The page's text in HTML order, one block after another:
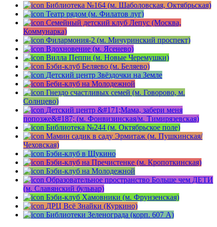
Библиотека №164 (м. Шаболовская, Октябрьская)
Театр рядом (м. Филатов луг)
Семейный детский клуб Лепус (Москва,
Коммунарка)
Филармония-2 (м. Мичуринский проспект)
Вдохновение (м. Ясенево)
Вилла Пеппи (м. Новые Черемушки)
Бэби-клуб Беляево (м. Беляево)
Детский центр Звёздочки на Земле
Беби-клуб на Молодежной
Гнездо счастливых семей (м. Говорово, м.
Солнцево)
Детский центр &#171;Мама, забери меня
попозже&#187; (м. Фонвизинская/м. Тимирязевская)
Библиотека №244 (м. Октябрьское поле)
Мамин садик в саду Эрмитаж (м. Пушкинская/
Чеховская)
Бэби-клуб в Щукино
Бэби-клуб на Пречистенке (м. Кропоткинская)
Бэби-клуб на Молодежной
Образовательное пространство Больше чем ДЕТИ
(м. Славянский бульвар)
Бэби-клуб Хамовники (м. Фрунзенская)
ДРЦ Всё Знайки (Куркино)
Библиотеки Зеленограда (корп. 607 A)